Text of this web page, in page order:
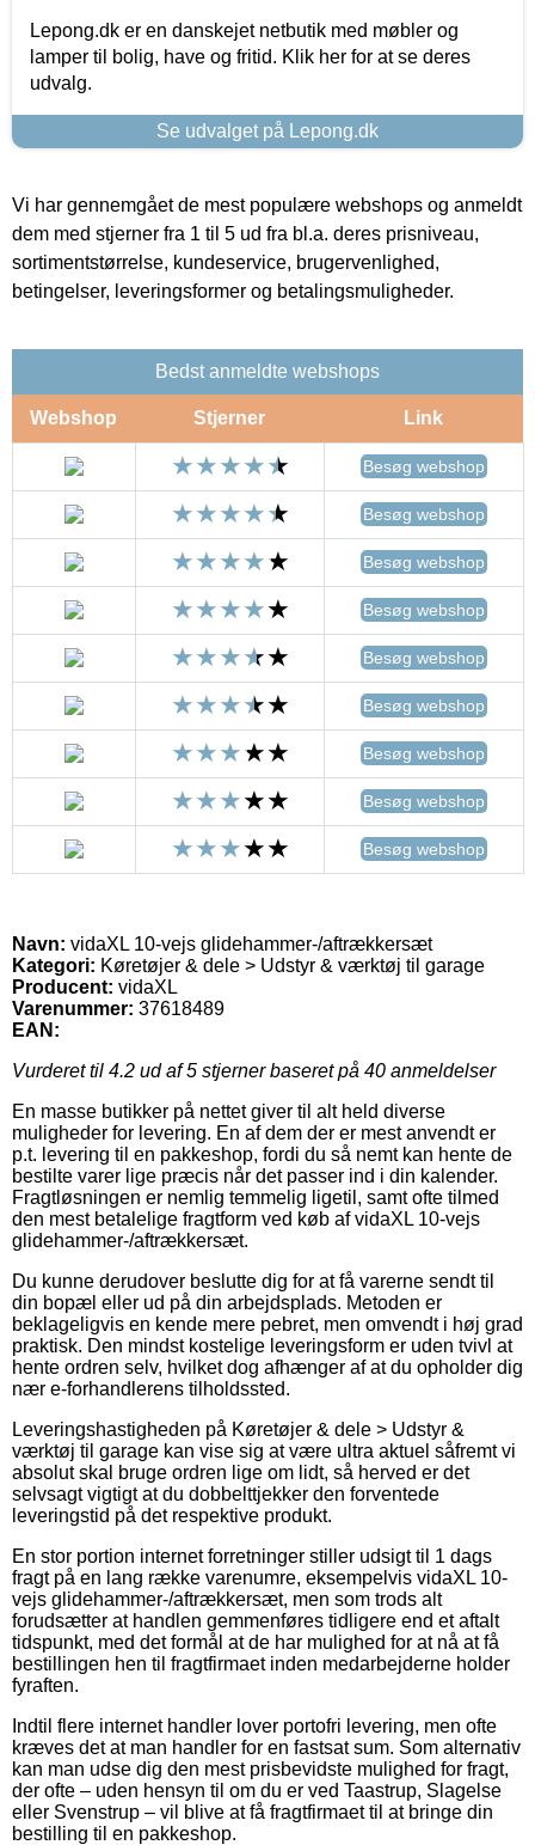
Lepong.dk er en danskejet netbutik med møbler og
lamper til bolig, have og fritid. Klik her for at se deres
udvalg.
Se udvalget på Lepong.dk
Vi har gennemgået de mest populære webshops og anmeldt
dem med stjerner fra 1 til 5 ud fra bl.a. deres prisniveau,
sortimentstørrelse, kundeservice, brugervenlighed,
betingelser, leveringsformer og betalingsmuligheder.
Bedst anmeldte webshops
Webshop Stjerner Link
Besøg webshop
Besøg webshop
Besøg webshop
Besøg webshop
Besøg webshop
Besøg webshop
Besøg webshop
Besøg webshop
Besøg webshop
Navn: vidaXL 10-vejs glidehammer-/aftrækkersæt
Kategori: Køretøjer & dele > Udstyr & værktøj til garage
Producent: vidaXL
Varenummer: 37618489
EAN:
Vurderet til 4.2 ud af 5 stjerner baseret på 40 anmeldelser
En masse butikker på nettet giver til alt held diverse
muligheder for levering. En af dem der er mest anvendt er
p.t. levering til en pakkeshop, fordi du så nemt kan hente de
bestilte varer lige præcis når det passer ind i din kalender.
Fragtløsningen er nemlig temmelig ligetil, samt ofte tilmed
den mest betalelige fragtform ved køb af vidaXL 10-vejs
glidehammer-/aftrækkersæt.
Du kunne derudover beslutte dig for at få varerne sendt til
din bopæl eller ud på din arbejdsplads. Metoden er
beklageligvis en kende mere pebret, men omvendt i høj grad
praktisk. Den mindst kostelige leveringsform er uden tvivl at
hente ordren selv, hvilket dog afhænger af at du opholder dig
nær e-forhandlerens tilholdssted.
Leveringshastigheden på Køretøjer & dele > Udstyr &
værktøj til garage kan vise sig at være ultra aktuel såfremt vi
absolut skal bruge ordren lige om lidt, så herved er det
selvsagt vigtigt at du dobbelttjekker den forventede
leveringstid på det respektive produkt.
En stor portion internet forretninger stiller udsigt til 1 dags
fragt på en lang række varenumre, eksempelvis vidaXL 10-
vejs glidehammer-/aftrækkersæt, men som trods alt
forudsætter at handlen gemmenføres tidligere end et aftalt
tidspunkt, med det formål at de har mulighed for at nå at få
bestillingen hen til fragtfirmaet inden medarbejderne holder
fyraften.
Indtil flere internet handler lover portofri levering, men ofte
kræves det at man handler for en fastsat sum. Som alternativ
kan man udse dig den mest prisbevidste mulighed for fragt,
der ofte – uden hensyn til om du er ved Taastrup, Slagelse
eller Svenstrup – vil blive at få fragtfirmaet til at bringe din
bestilling til en pakkeshop.